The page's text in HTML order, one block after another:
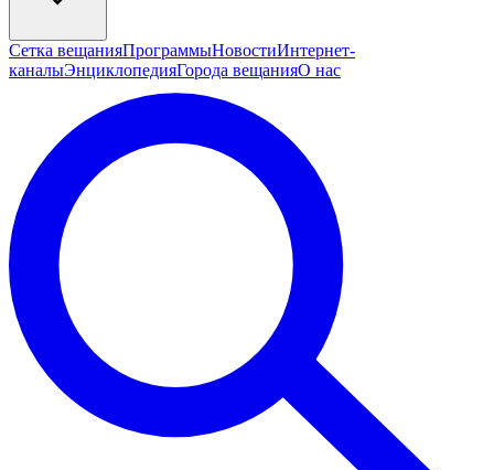
Сетка вещанияПрограммыНовостиИнтернет-
каналыЭнциклопедияГорода вещанияО нас